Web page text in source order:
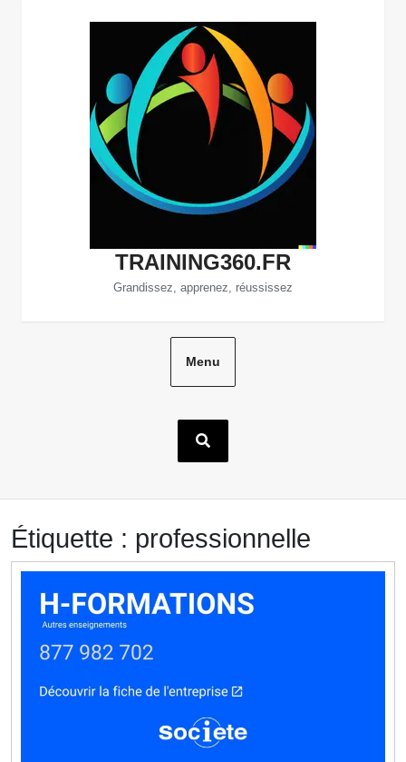
TRAINING360.FR
Grandissez, apprenez, réussissez
Menu
Étiquette : professionnelle